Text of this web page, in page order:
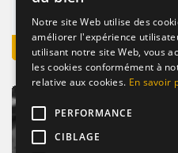
Nombre de places : 1-30 pers.
VOIR
BAR / RESTAURANT
Notre site Web utilise des
améliorer l'expérience
utilisant notre site Web, vous
les cookies conformément à
relative aux cookies. En savoir
PERFORMANCE
CIBLAGE